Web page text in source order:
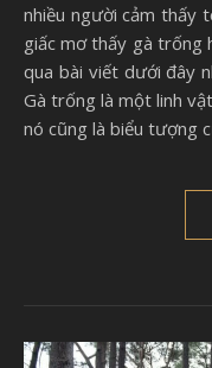
nhiều người cảm thấy
giấc mơ thấy gà trống
qua bài viết dưới đây
Gà trống là một linh
nó cũng là biểu tượng